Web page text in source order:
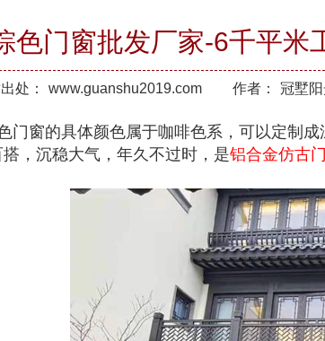
色门窗批发厂家-6千平米
处： www.guanshu2019.com 作者： 冠墅
门窗的具体颜色属于咖啡色系，可以定制
，沉稳大气，年久不过时，是铝合金仿古